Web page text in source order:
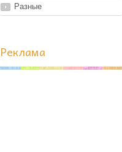
Разные
Реклама